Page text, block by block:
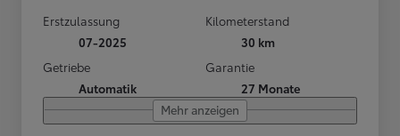
Erstzulassung
07-2025
Kilometerstand
30 km
Getriebe
Automatik
Garantie
27 Monate
Mehr anzeigen